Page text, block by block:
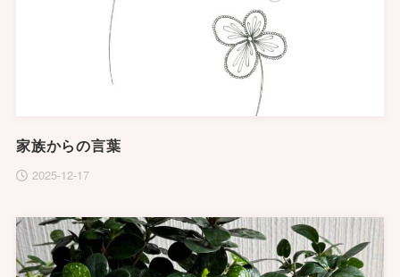
家族からの言葉
2025-12-17